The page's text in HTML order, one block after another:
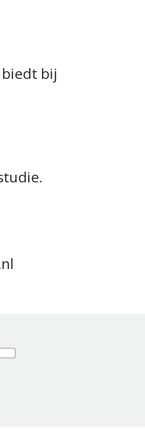
biedt bij